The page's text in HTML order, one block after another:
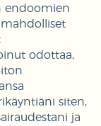
endoomien
mahdolliset
odottaa,
siten,
ja